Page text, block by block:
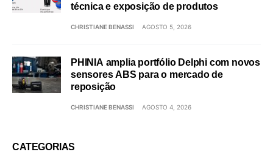
técnica e exposição de produtos
CHRISTIANE BENASSI AGOSTO 5, 2026
PHINIA amplia portfólio Delphi com novos
sensores ABS para o mercado de
reposição
CHRISTIANE BENASSI AGOSTO 4, 2026
CATEGORIAS